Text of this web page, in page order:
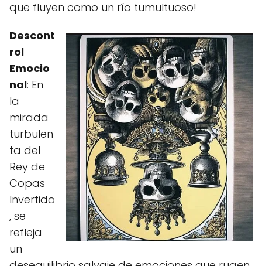
que fluyen como un río tumultuoso!
Descont
rol
Emocio
nal: En
la
mirada
turbulen
ta del
Rey de
Copas
Invertido
, se
refleja
un